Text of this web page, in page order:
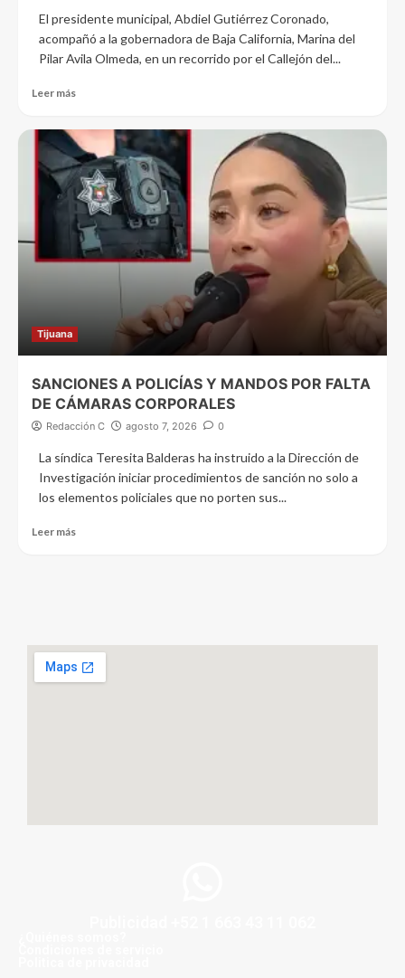
El presidente municipal, Abdiel Gutiérrez Coronado,
acompañó a la gobernadora de Baja California, Marina del
Pilar Avila Olmeda, en un recorrido por el Callejón del...
Leer más
Tijuana
SANCIONES A POLICÍAS Y MANDOS POR FALTA
DE CÁMARAS CORPORALES
Redacción C agosto 7, 2026 0
La síndica Teresita Balderas ha instruido a la Dirección de
Investigación iniciar procedimientos de sanción no solo a
los elementos policiales que no porten sus...
Leer más